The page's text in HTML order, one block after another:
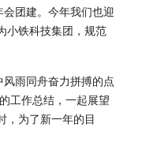
团建。今年我们也迎
小铁科技集团，规范
雨同舟奋力拼搏的点
工作总结，一起展望
，为了新一年的目